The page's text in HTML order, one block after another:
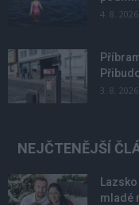
4. 8. 2026
3. 8. 2026
NEJČTENĚJŠÍ
mladé